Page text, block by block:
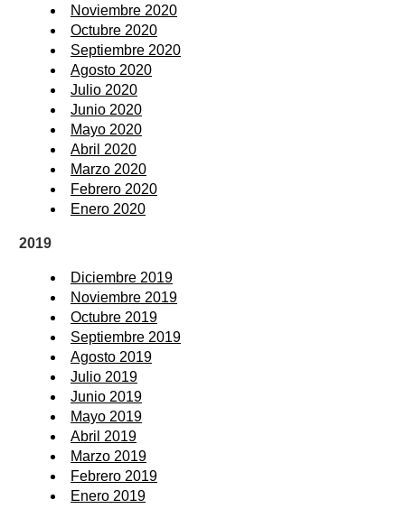
Noviembre 2020
Octubre 2020
Septiembre 2020
Agosto 2020
Julio 2020
Junio 2020
Mayo 2020
Abril 2020
Marzo 2020
Febrero 2020
Enero 2020
2019
Diciembre 2019
Noviembre 2019
Octubre 2019
Septiembre 2019
Agosto 2019
Julio 2019
Junio 2019
Mayo 2019
Abril 2019
Marzo 2019
Febrero 2019
Enero 2019